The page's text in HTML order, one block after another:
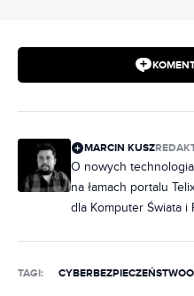
MARCIN KUSZ
O nowych
na łamach portalu
dla Komputer Świata i
zajmującej się
TAGI: CYBERBEZPIECZEŃSTWO